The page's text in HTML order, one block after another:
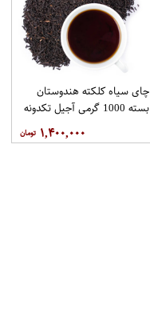
چای سیاه کلکته هندوستان
بسته 1000 گرمی آجیل تکدونه
۱,۴۰۰,۰۰۰